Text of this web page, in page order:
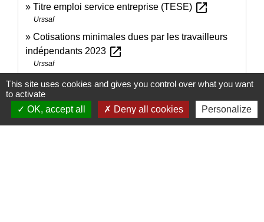
Titre emploi service entreprise (TESE) open_in_new
Urssaf
Cotisations minimales dues par les travailleurs
indépendants 2023 open_in_new
Urssaf
Signaler une erreur sur cette page
This site uses cookies and gives you control over what you want
to activate
OK, accept all
Deny all cookies Personalize